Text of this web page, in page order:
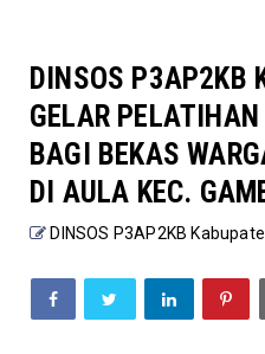
DINSOS P3AP2KB
GELAR
BAGI BEKAS
DI AULA KEC.
DINSOS P3AP2KB